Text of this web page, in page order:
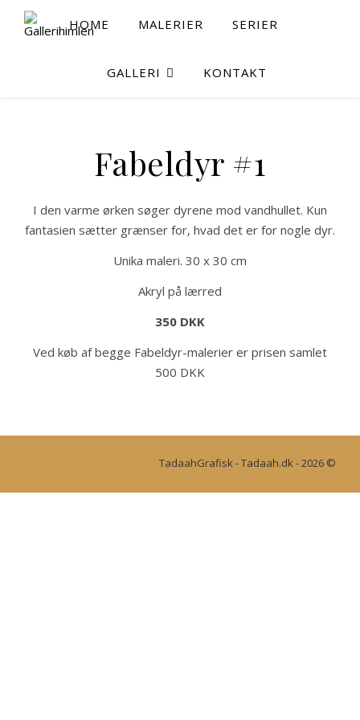
HOME MALERIER SERIER
GALLERI KONTAKT
Fabeldyr #1
I den varme ørken søger dyrene mod vandhullet. Kun
fantasien sætter grænser for, hvad det er for nogle dyr.
Unika maleri. 30 x 30 cm
Akryl på lærred
350 DKK
Ved køb af begge Fabeldyr-malerier er prisen samlet
500 DKK
TadaahGrafisk - Tadaah.dk - 2026 ©